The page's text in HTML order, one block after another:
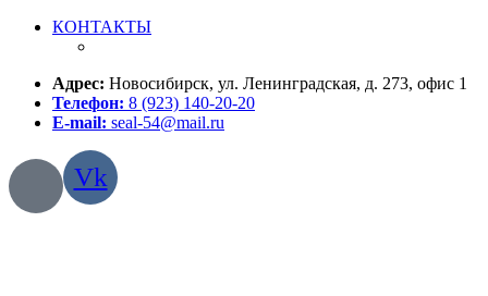
КОНТАКТЫ
Адрес: Новосибирск, ул. Ленинградская, д. 273, офис 1
Телефон: 8 (923) 140-20-20
E-mail: seal-54@mail.ru
Vk